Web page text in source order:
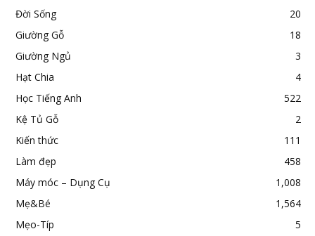
Đời Sống
20
Giường Gỗ
18
Giường Ngủ
3
Hạt Chia
4
Học Tiếng Anh
522
Kệ Tủ Gỗ
2
Kiến thức
111
Làm đẹp
458
Máy móc – Dụng Cụ
1,008
Mẹ&Bé
1,564
Mẹo-Típ
5